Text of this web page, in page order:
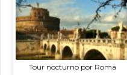
Tour nocturno por Roma